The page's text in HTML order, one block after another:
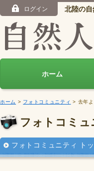
ログイン 北陸の
ホーム
ホーム > フォトコミュニティ > 去年
フォトコミュ
フォトコミュニティ ト